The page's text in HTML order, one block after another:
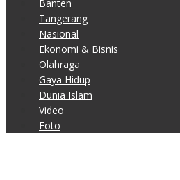
Banten
Tangerang
Nasional
Ekonomi & Bisnis
Olahraga
Gaya Hidup
Dunia Islam
Video
Foto